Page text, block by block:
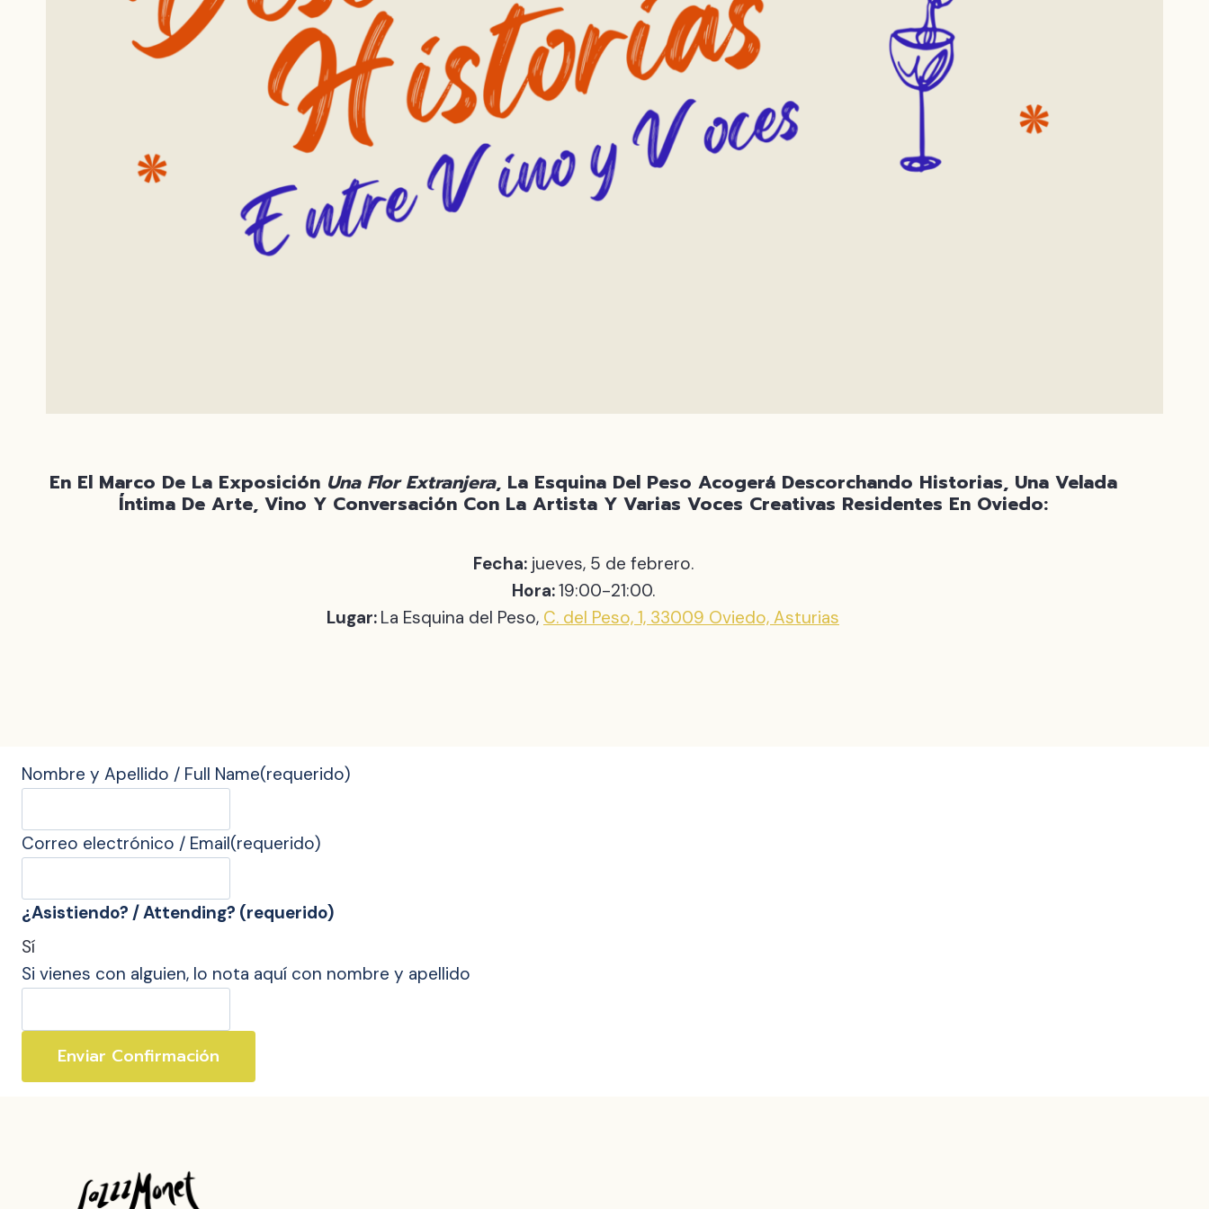
En El Marco De La Exposición Una Flor Extranjera, La Esquina Del Peso Acogerá Descorchando Historias, Una Velada
Íntima De Arte, Vino Y Conversación Con La Artista Y Varias Voces Creativas Residentes En Oviedo:
Fecha: jueves, 5 de febrero.
Hora:19:00-21:00.
Lugar: La Esquina del Peso, C. del Peso, 1, 33009 Oviedo, Asturias
Nombre y Apellido / Full Name(requerido)
Correo electrónico / Email(requerido)
¿Asistiendo? / Attending? (requerido)
Sí
Si vienes con alguien, lo nota aquí con nombre y apellido
Enviar Confirmación